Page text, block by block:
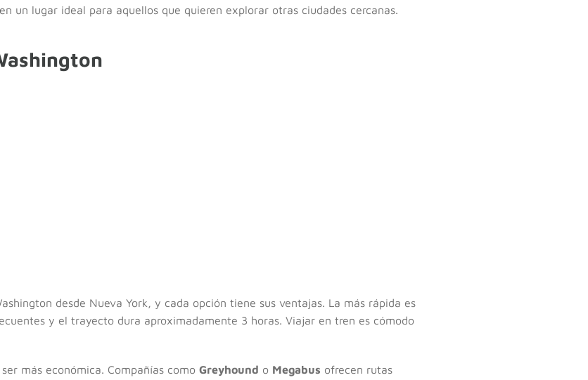
un lugar ideal para aquellos que quieren explorar otras ciudades cercanas.
desde Nueva York, y cada opción tiene sus ventajas. La más rápida es
y el trayecto dura aproximadamente 3 horas. Viajar en tren es cómodo
más económica. Compañías como Greyhound o Megabus ofrecen rutas